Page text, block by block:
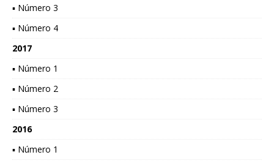
▪ Número 3
▪ Número 4
2017
▪ Número 1
▪ Número 2
▪ Número 3
2016
▪ Número 1